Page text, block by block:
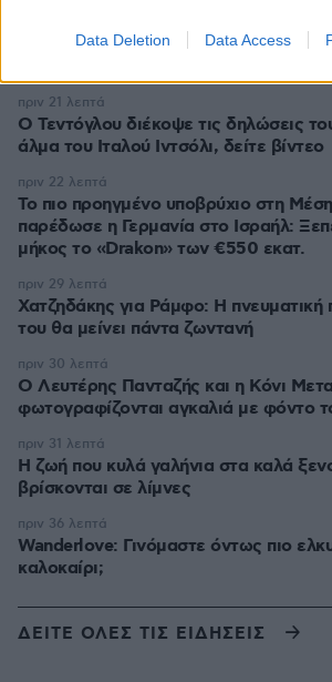
Data Deletion Data Access
Βίντεο: Πανικός σε παραλία της
Ο Τεντόγλου διέκοψε τις δηλώσεις
άλμα του Ιταλού Ιντσόλι, δείτε βίντεο
πριν 21 λεπτά
Το πιο προηγμένο υποβρύχιο στη
παρέδωσε η Γερμανία στο Ισραήλ:
μήκος το «Drakon» των €550 εκατ.
πριν 22 λεπτά
Χατζηδάκης για Ράμφο: Η πνευματική
του θα μείνει πάντα ζωντανή
πριν 29 λεπτά
Ο Λευτέρης Πανταζής και η Κόνι
φωτογραφίζονται αγκαλιά με φόντο
πριν 30 λεπτά
Η ζωή που κυλά γαλήνια στα καλά
βρίσκονται σε λίμνες
πριν 31 λεπτά
Wanderlove: Γινόμαστε όντως πιο
καλοκαίρι;
πριν 36 λεπτά
ΔΕΙΤΕ ΟΛΕΣ ΤΙΣ ΕΙΔΗΣΕΙΣ